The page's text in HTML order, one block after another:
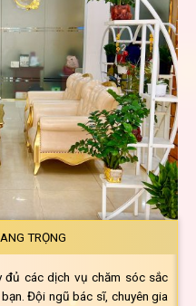
TRỌNG
đủ các dịch vụ chăm sóc sắc
Đội ngũ bác sĩ, chuyên gia